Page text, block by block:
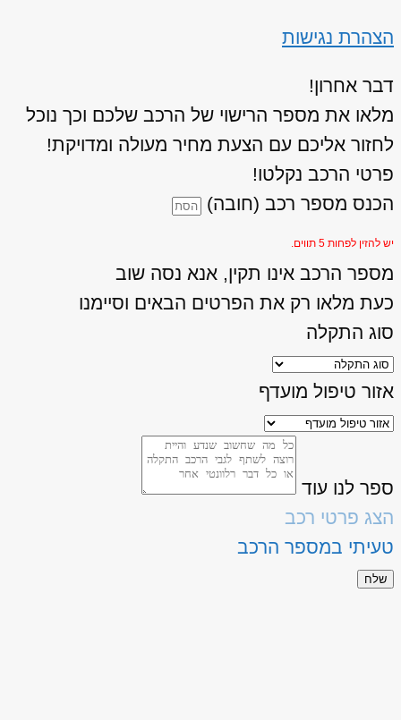
הצהרת נגישות
דבר אחרון!
מלאו את מספר הרישוי של הרכב שלכם וכך נוכל
לחזור אליכם עם הצעת מחיר מעולה ומדויקת!
פרטי הרכב נקלטו!
הכנס מספר רכב (חובה)
יש להזין לפחות 5 תווים.
מספר הרכב אינו תקין, אנא נסה שוב
כעת מלאו רק את הפרטים הבאים וסיימנו
סוג התקלה
אזור טיפול מועדף
ספר לנו עוד
הצג פרטי רכב
טעיתי במספר הרכב
שלח